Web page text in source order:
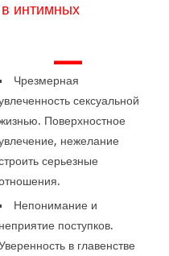
в интимных
—
Чрезмерная
сексуальной
Поверхностное
нежелание
серьезные
Непонимание и
неприятие поступков.
в главенстве